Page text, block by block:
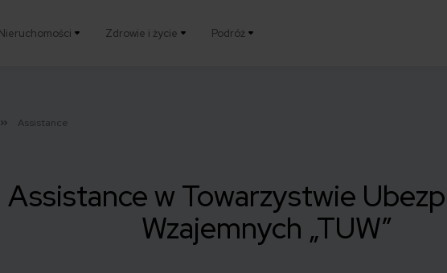
Zdrowie i życie Podróż
Assistance
Assistance w Towarzystwie
Wzajemnych „TUW”